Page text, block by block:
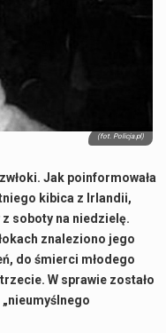
(fot. Policja.pl)
Jak poinformowała
kibica z Irlandii,
soboty na niedzielę.
znaleziono jego
do śmierci młodego
W sprawie zostało